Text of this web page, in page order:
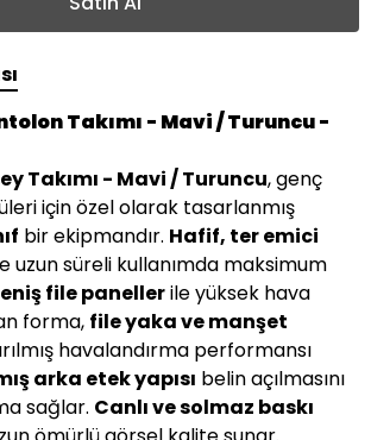
Takımı - Mavi / Turuncu -
Takımı - Mavi / Turuncu, genç
için özel olarak tasarlanmış
bir ekipmandır. Hafif, ter emici
uzun süreli kullanımda maksimum
file panellerile yüksek hava
forma, file yaka ve manşet
havalandırma performansı
arka etek yapısı belin açılmasını
sağlar. Canlı ve solmaz baskı